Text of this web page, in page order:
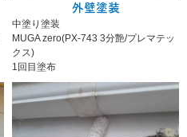
外壁塗装
中塗り塗装
MUGA zero(PX-743 3分艶/プレマテッ
クス)
1回目塗布